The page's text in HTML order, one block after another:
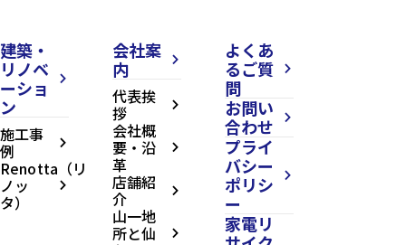
地
下
鉄
南
北
線/
北
四
番
丁
駅
徒
歩
7
分
建築・
リノベ
ーショ
ン
arrow_forward_ios
施工事
例 arrow_forward_ios
Renotta（リ
ノッ
タ）
arrow_forward_ios
会社案
内
arrow_forward_ios
代表挨
拶 arrow_forward_ios
会社概
要・沿
革
arrow_forward_ios
店舗紹
介 arrow_forward_ios
山一地
所と仙 arrow_forward_ios
よくあ
るご質
問
arrow_forward_ios
お問い
合わせ
arrow_forward_ios
プライ
バシー
ポリシ
ー
arrow_forward_ios
家電リ